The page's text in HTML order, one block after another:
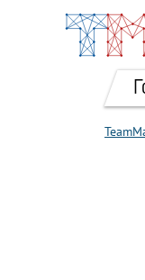
Перейти до основного